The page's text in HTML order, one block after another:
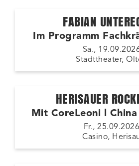
FABIAN
Im Programm
Sa.,
Stadttheater,
HERISAUER
Mit CoreLeoni l
Fr., 25.09.2026
Casino,